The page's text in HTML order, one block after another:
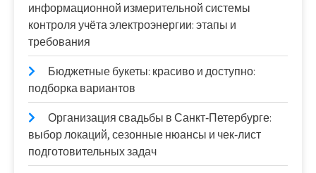
информационной измерительной системы
контроля учёта электроэнергии: этапы и
требования
Бюджетные букеты: красиво и доступно:
подборка вариантов
Организация свадьбы в Санкт‑Петербурге:
выбор локаций, сезонные нюансы и чек‑лист
подготовительных задач